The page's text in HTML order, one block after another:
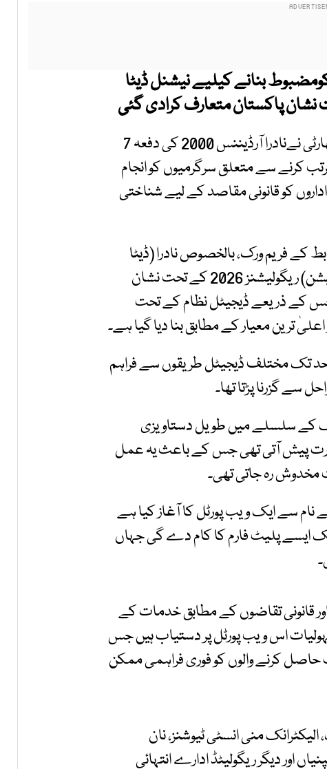
بنانے کیلیے نیشنل ڈیٹا
نشان پاکستان متعارف کرادی گئی
ترجمان کے مطابق نیشنل ڈیٹابیس اینڈ رجسٹریشن اتھارٹی نےنادرا آرڈیننس 2000 کی دفعہ 7
کرنے سے متعلق سرگرمیوں کو انجام
کو قانونی مقاصد کے لیے شناختی
کے فریم ورک، بالخصوص نادرا (ڈیٹا
شیئرنگ) ریگولیشنز 2025 اور نادرا (آئیڈنٹیٹی ویریفکیشن) ریگولیشنز 2026 کے تحت نشان
کے ذریعے ڈیجیٹل نظام کے تحت
ترین معیار کے مطابق بنا دیا گیا ہے۔
مختلف ڈیجیٹل طریقوں سے فراہم
سے گزرنا پڑتا تھا۔
کے سلسلے میں طویل دستاویزی
ضرورت پیش آتی تھی جس کے باعث یہ عمل
مخدوش رہ جاتی تھی۔
نام سے ایک ویب پورٹل کا آغاز کیا ہے
ایسے پلیٹ فارم کا کام دے گی جہاں
قانونی تقاضوں کے مطابق خدمات کے
اس ویب پورٹل پر دستیاب ہیں جس
کرنے والوں کو فوری فراہمی ممکن
منی انسٹی ٹیوشنز، نان
اور دیگر ریگولیٹڈ ادارے انتہائی